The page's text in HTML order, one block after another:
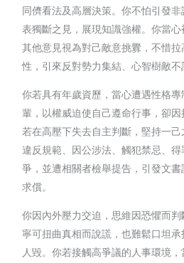
同儕看法及高層決策。你不怕引發
表獨斷之見，展現知識強權。你當
其他意見視為對己敵意挑釁，不惜
性，引來反對勢力集結、心智樹敵不
你若具有年歲資歷，當心遭遇性格
輩，以權威迫使自己遵命行事，卻
若在高壓下失去自主判斷，堅持一
違反規範、因公涉法、觸犯禁忌、
爭，並遭相關者檢舉提告，引發文
求償。
你因內外壓力交迫，思維因恐懼而判
寧可扭曲真相而說謊，也難鬆口坦
人毀。你若接觸高爭議的人事環境